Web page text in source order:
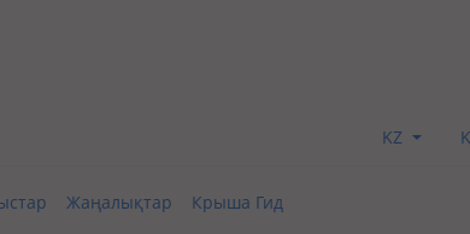
KZ
Жаңалықтар Крыша Гид